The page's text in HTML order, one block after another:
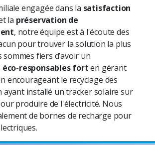
engagée dans la satisfaction
la préservation de
, notre équipe est à l'écoute des
pour trouver la solution la plus
fiers d’avoir un
responsables forten gérant
encourageant le recyclage des
ayant installé un tracker solaire sur
produire de l'électricité. Nous
de bornes de recharge pour